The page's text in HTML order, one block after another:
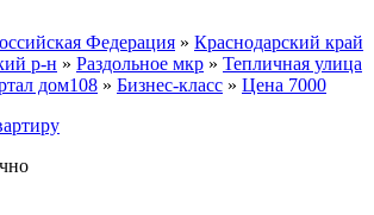
Федерация » Краснодарский край
р-н » Раздольное мкр » Тепличная улица
дом108 » Бизнес-класс » Цена 7000